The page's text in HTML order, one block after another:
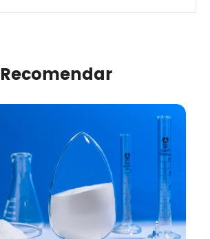
Recomendar